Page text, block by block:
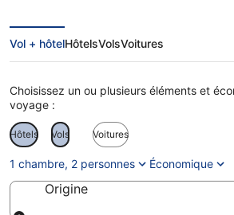
Vol + hôtelHôtelsVolsVoitures
Choisissez un ou plusieurs éléments et
voyage :
Hôtels Vols Voitures
1 chambre, 2 personnes Économique
Origine